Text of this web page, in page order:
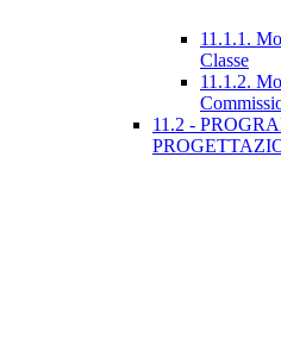
11.1.1.
Classe
11.1.2.
11.2 -